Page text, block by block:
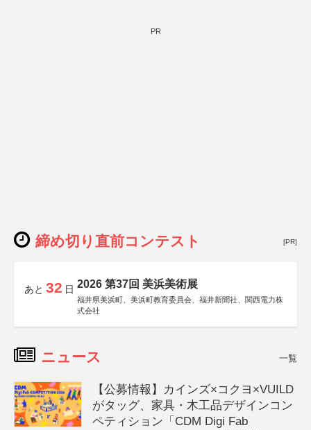
PR
締め切り直前コンテスト [PR]
あと 32 日 2026 第37回 美浜美術展
福井県美浜町、美浜町教育委員会、福井新聞社、関西電力株
式会社
ニュース 一覧
【公募情報】カインズ×コクヨ×VUILD
がタッグ、家具・木工品デザインコン
ペティション「CDM Digi Fab